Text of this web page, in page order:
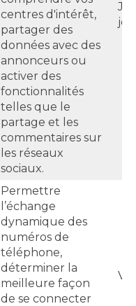
centres d'intérêt,
partager des
données avec des
annonceurs ou
activer des
fonctionnalités
telles que le
partage et les
commentaires sur
les réseaux
sociaux.
Permettre
l’échange
dynamique des
numéros de
téléphone,
déterminer la
meilleure façon
de se connecter